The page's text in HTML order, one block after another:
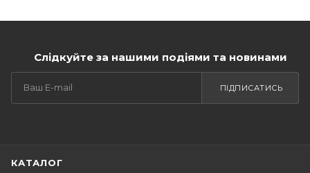
Слідкуйте за нашими подіями та новинами
ПІДПИСАТИСЬ
КАТАЛОГ